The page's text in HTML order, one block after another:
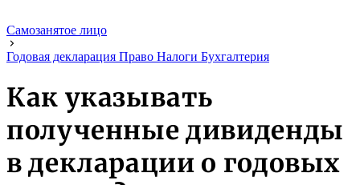
Самозанятое лицо
Годовая декларация Право Налоги Бухгалтерия
Как указывать
полученные дивиденды
в декларации о годовых